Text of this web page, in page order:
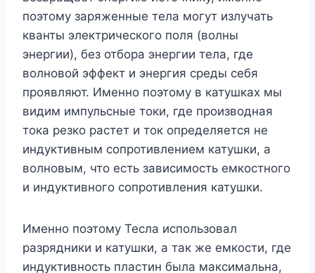
поэтому заряженные тела могут излучать
кванты электрического поля (волны
энергии), без отбора энергии тела, где
волновой эффект и энергия среды себя
проявляют. Именно поэтому в катушках мы
видим импульсные токи, где производная
тока резко растет и ток определяется не
индуктивным сопротивлением катушки, а
волновым, что есть зависимость емкостного
и индуктивного сопротивления катушки.
Именно поэтому Тесла использовал
разрядники и катушки, а так же емкости, где
индуктивность пластин была максимальна,